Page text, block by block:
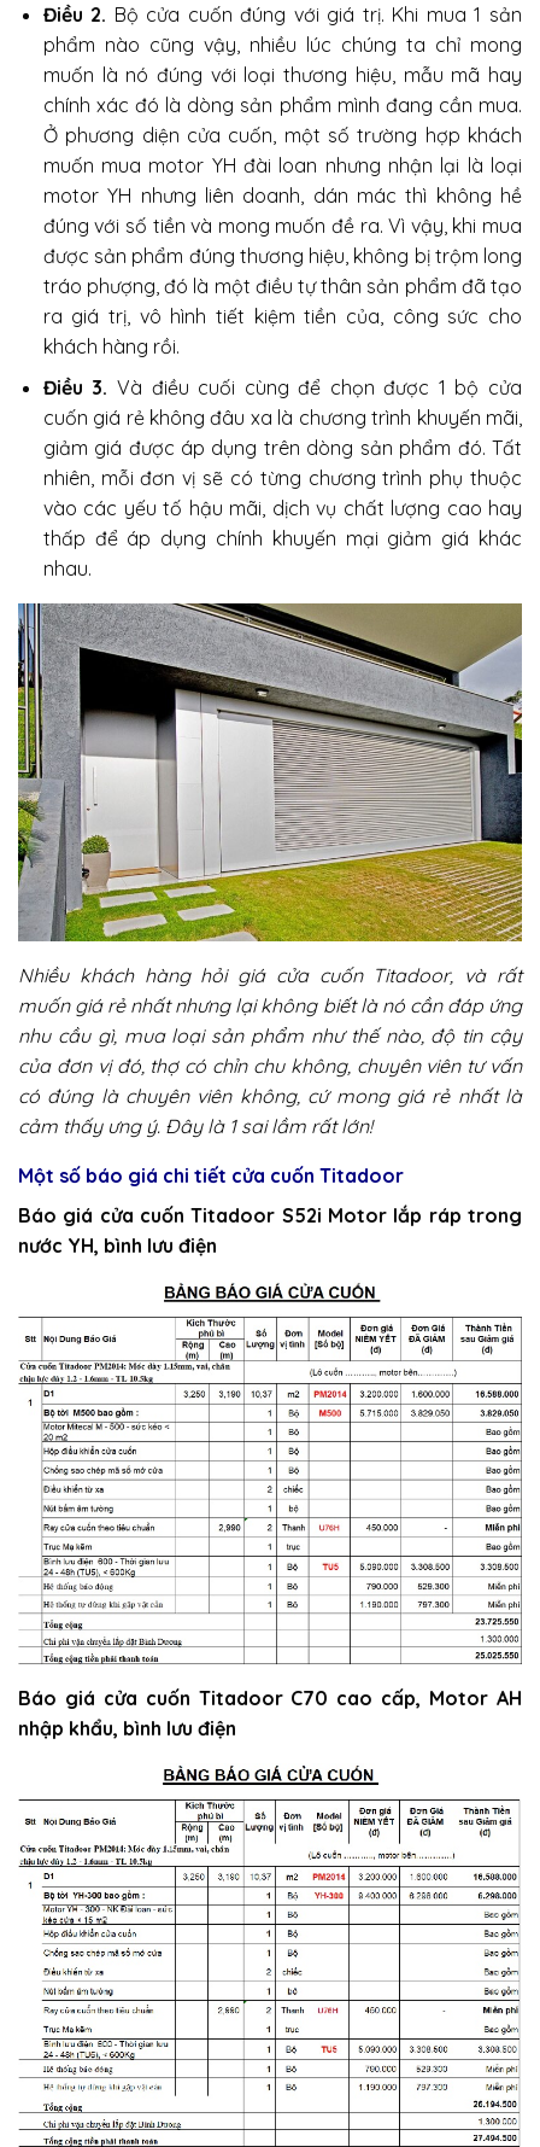
Điều 2. Bộ cửa cuốn đúng với giá trị. Khi mua 1 sản
phẩm nào cũng vậy, nhiều lúc chúng ta chỉ mong
muốn là nó đúng với loại thương hiệu, mẫu mã hay
chính xác đó là dòng sản phẩm mình đang cần mua.
Ở phương diện cửa cuốn, một số trường hợp khách
muốn mua motor YH đài loan nhưng nhận lại là loại
motor YH nhưng liên doanh, dán mác thì không hề
đúng với số tiền và mong muốn đề ra. Vì vậy, khi mua
được sản phẩm đúng thương hiệu, không bị trộm long
tráo phượng, đó là một điều tự thân sản phẩm đã tạo
ra giá trị, vô hình tiết kiệm tiền của, công sức cho
khách hàng rồi.
Điều 3. Và điều cuối cùng để chọn được 1 bộ cửa
cuốn giá rẻ không đâu xa là chương trình khuyến mãi,
giảm giá được áp dụng trên dòng sản phẩm đó. Tất
nhiên, mỗi đơn vị sẽ có từng chương trình phụ thuộc
vào các yếu tố hậu mãi, dịch vụ chất lượng cao hay
thấp để áp dụng chính khuyến mại giảm giá khác
nhau.
Nhiều khách hàng hỏi giá cửa cuốn Titadoor, và rất
muốn giá rẻ nhất nhưng lại không biết là nó cần đáp ứng
nhu cầu gì, mua loại sản phẩm như thế nào, độ tin cậy
của đơn vị đó, thợ có chỉn chu không, chuyên viên tư vấn
có đúng là chuyên viên không, cứ mong giá rẻ nhất là
cảm thấy ưng ý. Đây là 1 sai lầm rất lớn!
Một số báo giá chi tiết cửa cuốn Titadoor
Báo giá cửa cuốn Titadoor S52i Motor lắp ráp trong
nước YH, bình lưu điện
Báo giá cửa cuốn Titadoor C70 cao cấp, Motor AH
nhập khẩu, bình lưu điện